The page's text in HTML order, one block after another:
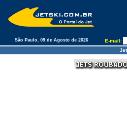
São Paulo, 09 de Agosto de 2026 E-mail: